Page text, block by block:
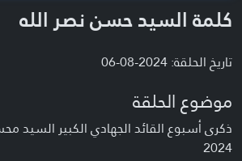
كلمة السيد حسن نصر الله
تاريخ الحلقة: 2024-08-06
موضوع الحلقة
2024